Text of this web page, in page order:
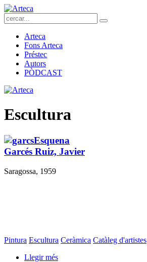
Arteca
Fons Arteca
Préstec
Autors
PÒDCAST
Escultura
Garcés Ruiz, Javier
Saragossa, 1959
Pintura Escultura Ceràmica Catàleg d'artistes
Llegir més